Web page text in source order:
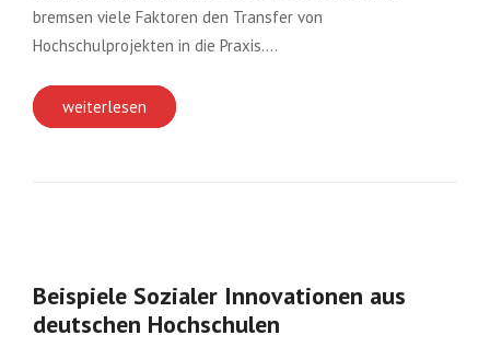
bremsen viele Faktoren den Transfer von
Hochschulprojekten in die Praxis….
weiterlesen
Beispiele Sozialer Innovationen aus
deutschen Hochschulen